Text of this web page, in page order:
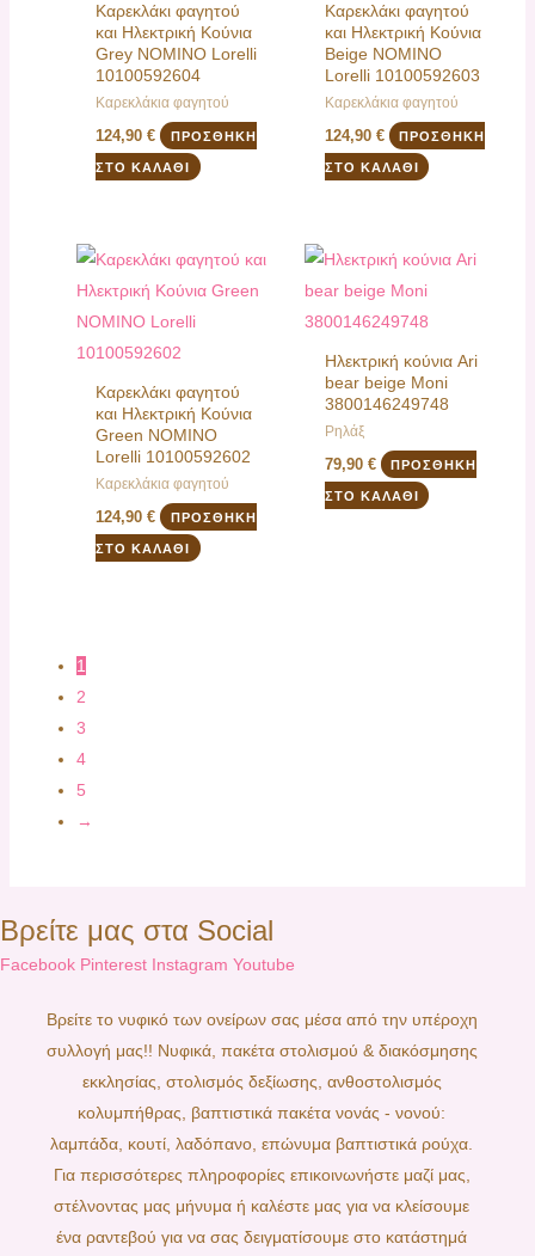
Καρεκλάκι φαγητού
και Ηλεκτρική Κούνια
Grey NOMINO Lorelli
10100592604
Καρεκλάκια φαγητού
124,90€ ΠΡΟΣΘΉΚΗ
ΣΤΟ ΚΑΛΆΘΙ
Καρεκλάκι φαγητού
και Ηλεκτρική Κούνια
Βeige NOMINO
Lorelli 10100592603
Καρεκλάκια φαγητού
124,90 € ΠΡΟΣΘΉΚΗ
ΣΤΟ ΚΑΛΆΘΙ
Καρεκλάκι φαγητού
και Ηλεκτρική Κούνια
Green NOMINO
Lorelli 10100592602
Καρεκλάκια φαγητού
124,90€ ΠΡΟΣΘΉΚΗ
ΣΤΟ ΚΑΛΆΘΙ
Ηλεκτρική κούνια Ari
bear beige Moni
3800146249748
Ρηλάξ
79,90 € ΠΡΟΣΘΉΚΗ
ΣΤΟ ΚΑΛΆΘΙ
1
2
3
4
5
→
Βρείτε μας στα Social
Facebook Pinterest Instagram Youtube
Βρείτε το νυφικό των ονείρων σας μέσα από την υπέροχη
συλλογή μας!! Νυφικά, πακέτα στολισμού & διακόσμησης
εκκλησίας, στολισμός δεξίωσης, ανθοστολισμός
κολυμπήθρας, βαπτιστικά πακέτα νονάς - νονού:
λαμπάδα, κουτί, λαδόπανο, επώνυμα βαπτιστικά ρούχα.
Για περισσότερες πληροφορίες επικοινωνήστε μαζί μας,
στέλνοντας μας μήνυμα ή καλέστε μας για να κλείσουμε
ένα ραντεβού για να σας δειγματίσουμε στο κατάστημά